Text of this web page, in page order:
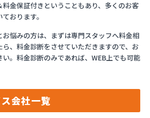
料金保証付きということもあり、多くのお客
おります。
お悩みの方は、まずは専門スタッフへ料金相
、料金診断をさせていただきますので、お
。料金診断のみであれば、WEB上でも可能
会社一覧